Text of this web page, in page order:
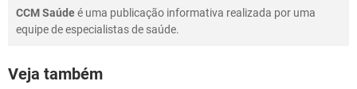
CCM Saúdeé uma publicação informativa realizada por uma
equipe de especialistas de saúde.
Veja também